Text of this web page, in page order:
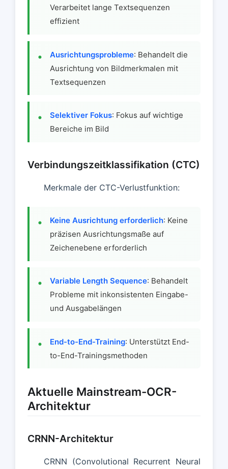
Verarbeitet lange Textsequenzen
effizient
Ausrichtungsprobleme: Behandelt die
Ausrichtung von Bildmerkmalen mit
Textsequenzen
Selektiver Fokus: Fokus auf wichtige
Bereiche im Bild
Verbindungszeitklassifikation (CTC)
Merkmale der CTC-Verlustfunktion:
Keine Ausrichtung erforderlich: Keine
präzisen Ausrichtungsmaße auf
Zeichenebene erforderlich
Variable Length Sequence: Behandelt
Probleme mit inkonsistenten Eingabe-
und Ausgabelängen
End-to-End-Training: Unterstützt End-
to-End-Trainingsmethoden
Aktuelle Mainstream-OCR-
Architektur
CRNN-Architektur
CRNN (Convolutional Recurrent Neural